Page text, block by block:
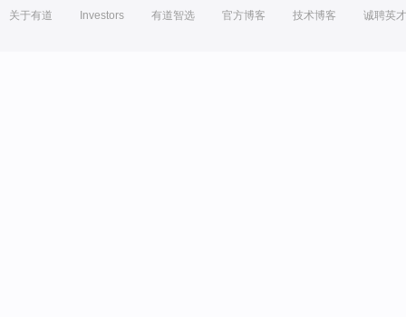
关于有道 Investors 有道智选 官方博客 技术博客 诚聘英才